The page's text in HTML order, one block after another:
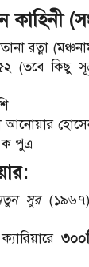
কাহিনী
রত্না
(তবে কিছু
আনোয়ার
পুত্র
সুর(১৯৬৭),